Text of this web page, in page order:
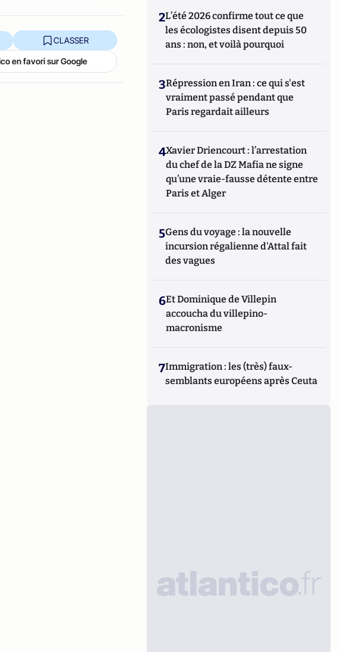
CLASSER
en favori sur Google
2L’été 2026 confirme tout ce que
les écologistes disent depuis 50
ans : non, et voilà pourquoi
3Répression en Iran : ce qui s'est
vraiment passé pendant que
Paris regardait ailleurs
4Xavier Driencourt : l’arrestation
du chef de la DZ Mafia ne signe
qu’une vraie-fausse détente entre
Paris et Alger
5Gens du voyage : la nouvelle
incursion régalienne d'Attal fait
des vagues
6Et Dominique de Villepin
accoucha du villepino-
macronisme
7Immigration : les (très) faux-
semblants européens après Ceuta